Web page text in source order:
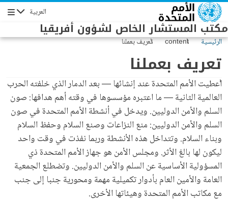
Skip to main content العربية
مكتب المستشار الخاص لشؤون أفريقيا
الرئيسية content تعريف بعملنا
تعريف بعملنا
أُعطيت الأمم المتحدة عند إنشائها — بعد الدمار الذي خلفته الحرب
العالمية الثانية — ما اعتبره مؤسسوها في وقته أهم هدافها: صون
السلم والأمن الدوليين. ويدخل في أنشطة الأمم المتحدة في صون
السلم والأمن الدوليين: منع النزاعات وصنع السلام وحفظ السلام
وبناء السلام. وتتداخل هذه الأنشطة وربما نفذت في وقت واحد
ليكون لها بالغ الأثر. ومجلس الأمن هو جهاز الأمم المتحدة ذي
المسؤولية الأساسية عن السلم والأمن الدوليين. وتضطلع الجمعية
العامة والأمين العام بأدوار تكميلية مهمة ومحورية جنبا إلى جنب
مع مكاتب الأمم المتحدة وهيئاتها الأخرى.